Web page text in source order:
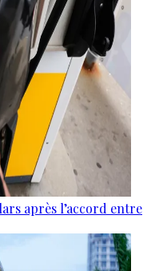
après l’accord entre